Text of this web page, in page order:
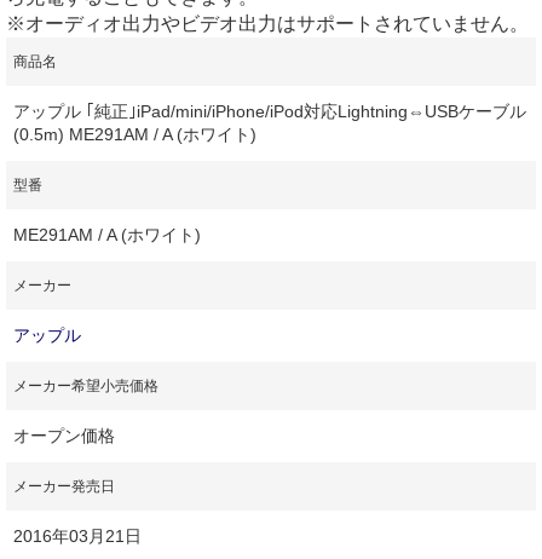
※オーディオ出力やビデオ出力はサポートされていません。
商品名
アップル ｢純正｣iPad/mini/iPhone/iPod対応Lightning⇔USBケーブル
(0.5m) ME291AM / A (ホワイト)
型番
ME291AM / A (ホワイト)
メーカー
アップル
メーカー希望小売価格
オープン価格
メーカー発売日
2016年03月21日